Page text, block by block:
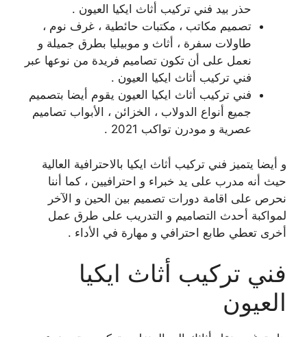
حذر بيد فني تركيب أثاث ايكيا العيون .
تصميم مكاتب ، مكتبات حائطية ، غرف نوم ،
طاولات سفرة ، أثاث و موبيليا بطرق جميلة و
نعمل على أن تكون تصاميم فريدة من نوعها عبر
فني تركيب أثاث ايكيا العيون .
فني تركيب أثاث ايكيا العيون يقوم أيضا بتصميم
جميع أنواع الدولاب ، الخزائن ، الأبواب تصاميم
عصرية و مودرن تواكب 2021 .
و أيضا يتميز فني تركيب أثاث ايكيا بالاحترافية العالية
حيث أنه مدرب على يد خبراء و احترافيين ، كما أننا
نحرص على اقامة دورات تصميم بين الحين و الآخر
لمواكبة أحدث التصاميم و التدريب على طرق عمل
أخرى تعطي طابع احترافي و مهارة في الأداء .
فني تركيب أثاث ايكيا
العيون